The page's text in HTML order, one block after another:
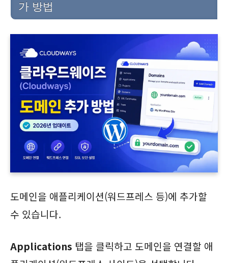
가 방법
도메인을 애플리케이션(워드프레스 등)에 추가할
수 있습니다.
Applications 탭을 클릭하고 도메인을 연결할 애